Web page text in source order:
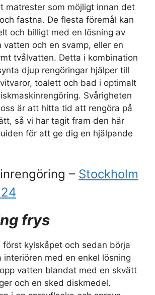
matrester som möjligt innan det
fastna. De flesta föremål kan
och billigt med en lösning av
vatten och en svamp, eller en
tvålvatten. Detta i kombination
djup rengöringar hjälper till
toalett och bad i optimalt
Svårigheten
är att hitta tid att rengöra på
så vi har tagit fram den här
för att ge dig en hjälpande
– Stockholm
frys
först kylskåpet och sedan börja
interiören med en enkel lösning
vatten blandat med en skvätt
och en sked diskmedel.